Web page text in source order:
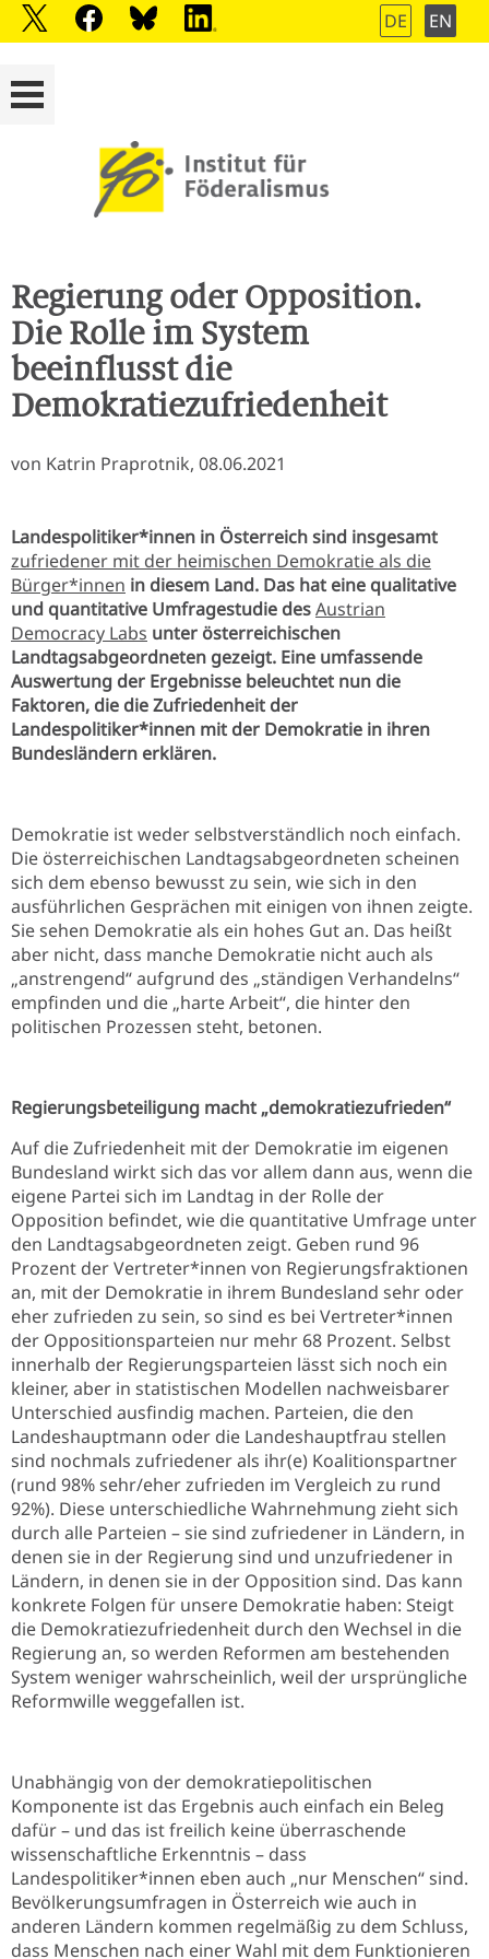
DE EN
Regierung oder Opposition.
Die Rolle im System
beeinflusst die
Demokratiezufriedenheit
von Katrin Praprotnik, 08.06.2021
Landespolitiker*innen in Österreich sind insgesamt
zufriedener mit der heimischen Demokratie als die
Bürger*innen in diesem Land. Das hat eine qualitative
und quantitative Umfragestudie desAustrian
Democracy Labs unter österreichischen
Landtagsabgeordneten gezeigt. Eine umfassende
Auswertung der Ergebnisse beleuchtet nun die
Faktoren, die die Zufriedenheit der
Landespolitiker*innen mit der Demokratie in ihren
Bundesländern erklären.
Demokratie ist weder selbstverständlich noch einfach.
Die österreichischen Landtagsabgeordneten scheinen
sich dem ebenso bewusst zu sein, wie sich in den
ausführlichen Gesprächen mit einigen von ihnen zeigte.
Sie sehen Demokratie als ein hohes Gut an. Das heißt
aber nicht, dass manche Demokratie nicht auch als
„anstrengend“ aufgrund des „ständigen Verhandelns“
empfinden und die „harte Arbeit“, die hinter den
politischen Prozessen steht, betonen.
Regierungsbeteiligung macht „demokratiezufrieden“
Auf die Zufriedenheit mit der Demokratie im eigenen
Bundesland wirkt sich das vor allem dann aus, wenn die
eigene Partei sich im Landtag in der Rolle der
Opposition befindet, wie die quantitative Umfrage unter
den Landtagsabgeordneten zeigt. Geben rund 96
Prozent der Vertreter*innen von Regierungsfraktionen
an, mit der Demokratie in ihrem Bundesland sehr oder
eher zufrieden zu sein, so sind es bei Vertreter*innen
der Oppositionsparteien nur mehr 68 Prozent. Selbst
innerhalb der Regierungsparteien lässt sich noch ein
kleiner, aber in statistischen Modellen nachweisbarer
Unterschied ausfindig machen. Parteien, die den
Landeshauptmann oder die Landeshauptfrau stellen
sind nochmals zufriedener als ihr(e) Koalitionspartner
(rund 98% sehr/eher zufrieden im Vergleich zu rund
92%). Diese unterschiedliche Wahrnehmung zieht sich
durch alle Parteien – sie sind zufriedener in Ländern, in
denen sie in der Regierung sind und unzufriedener in
Ländern, in denen sie in der Opposition sind. Das kann
konkrete Folgen für unsere Demokratie haben: Steigt
die Demokratiezufriedenheit durch den Wechsel in die
Regierung an, so werden Reformen am bestehenden
System weniger wahrscheinlich, weil der ursprüngliche
Reformwille weggefallen ist.
Unabhängig von der demokratiepolitischen
Komponente ist das Ergebnis auch einfach ein Beleg
dafür – und das ist freilich keine überraschende
wissenschaftliche Erkenntnis – dass
Landespolitiker*innen eben auch „nur Menschen“ sind.
Bevölkerungsumfragen in Österreich wie auch in
anderen Ländern kommen regelmäßig zu dem Schluss,
dass Menschen nach einer Wahl mit dem Funktionieren